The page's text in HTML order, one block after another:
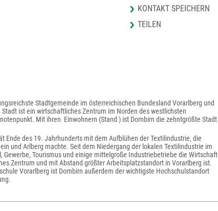
KONTAKT SPEICHERN
TEILEN
Stadtgemeinde im österreichischen Bundesland Vorarlberg und
ist ein wirtschaftliches Zentrum im Norden des westlichsten
Mit ihren Einwohnern (Stand ) ist Dornbirn die zehntgrößte Stadt
Ende des 19. Jahrhunderts mit dem Aufblühen der Textilindustrie, die
und Arlberg machte. Seit dem Niedergang der lokalen Textilindustrie im
Tourismus und einige mittelgroße Industriebetriebe die Wirtschaft
Zentrum und mit Abstand größter Arbeitsplatzstandort in Vorarlberg ist.
Vorarlberg ist Dornbirn außerdem der wichtigste Hochschulstandort